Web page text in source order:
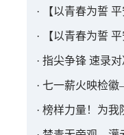
· 【以青春为誓
这位青年干警用
· 【以青春为誓
“求极致”者
· 指尖争锋 速录
度书记员速录竞赛
· 七一薪火映检
· 榜样力量！为我